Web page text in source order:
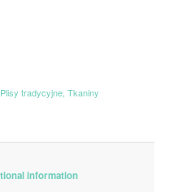
Plisy tradycyjne, Tkaniny
						Additional information